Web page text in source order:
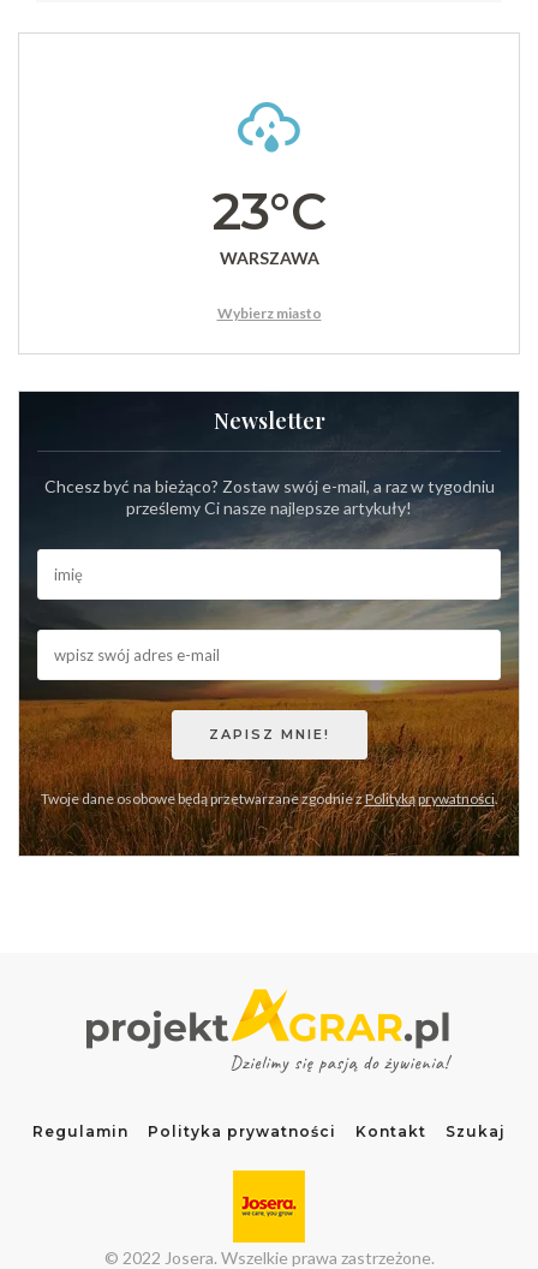
23°C
WARSZAWA
Wybierz miasto
Newsletter
Chcesz być na bieżąco? Zostaw swój e-mail, a raz w tygodniu
prześlemy Ci nasze najlepsze artykuły!
Twoje dane osobowe będą przetwarzane zgodnie zPolityką prywatności.
Regulamin Polityka prywatności Kontakt Szukaj
© 2022 Josera. Wszelkie prawa zastrzeżone.